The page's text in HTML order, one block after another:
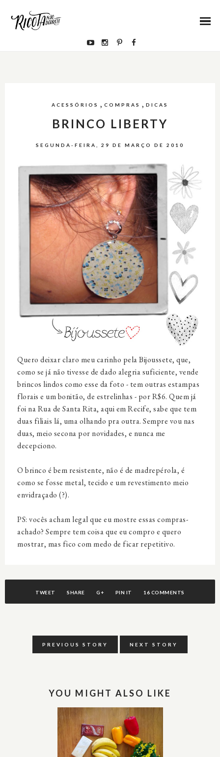
ACESSÓRIOS , COMPRAS , DICAS
BRINCO LIBERTY
SEGUNDA-FEIRA, 29 DE MARÇO DE 2010
Quero deixar claro meu carinho pela Bijoussete, que,
como se já não tivesse de dado alegria suficiente, vende
brincos lindos como esse da foto - tem outras estampas
florais e um bonitão, de estrelinhas - por R$6. Quem já
foi na Rua de Santa Rita, aqui em Recife, sabe que tem
duas filiais lá, uma olhando pra outra. Sempre vou nas
duas, meio secona por novidades, e nunca me
decepciono.
O brinco é bem resistente, não é de madrepérola, é
como se fosse metal, tecido e um revestimento meio
envidraçado (?).
PS: vocês acham legal que eu mostre essas compras-
achado? Sempre tem coisa que eu compro e quero
mostrar, mas fico com medo de ficar repetitivo.
TWEET SHARE G+ PIN IT 16 COMMENTS
PREVIOUS STORY NEXT STORY
YOU MIGHT ALSO LIKE